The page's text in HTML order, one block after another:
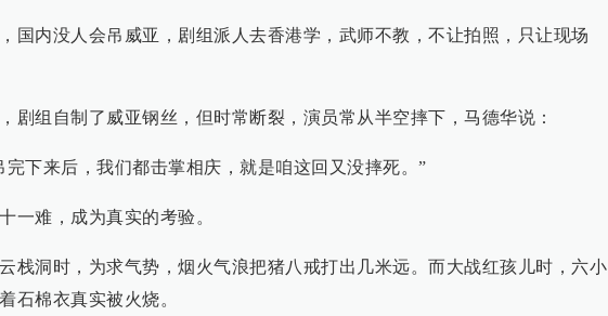
国内没人会吊威亚，剧组派人去香港学，武师不教，不让拍照，只让现场
剧组自制了威亚钢丝，但时常断裂，演员常从半空摔下，马德华说：
完下来后，我们都击掌相庆，就是咱这回又没摔死。”
一难，成为真实的考验。
栈洞时，为求气势，烟火气浪把猪八戒打出几米远。而大战红孩儿时，六小
石棉衣真实被火烧。